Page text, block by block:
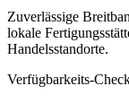
Zuverlässige
lokale
Handelsstandorte.
Verfügbarkeits-